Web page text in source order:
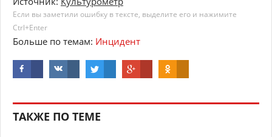
Если вы заметили ошибку в тексте, выделите его и нажимите
Ctrl+Enter
Больше по темам: Инцидент
ТАКЖЕ ПО ТЕМЕ